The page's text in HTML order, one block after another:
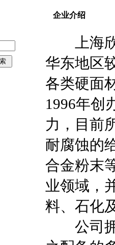
企业介绍
上海欣
华东地区
各类硬面
1996年创
力，目前
耐腐蚀的
合金粉末
业领域，
料、石化
公司拥